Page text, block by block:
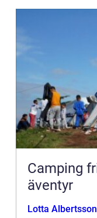
Camping frihet, natur och enkla
äventyr
Lotta Albertsson